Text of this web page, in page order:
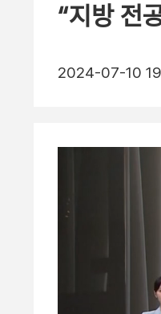
“지방 전
2024-07-10